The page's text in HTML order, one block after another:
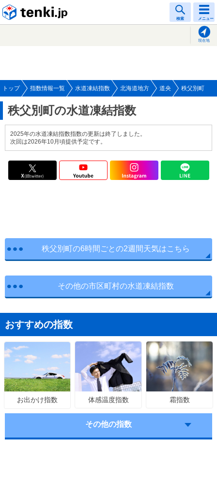
検索 メニュー
現在地
トップ 指数情報一覧 水道凍結指数 北海道地方 道央 秩父別町
秩父別町の水道凍結指数
2025年の水道凍結指数指数の更新は終了しました。
次回は2026年10月頃提供予定です。
秩父別町の6時間ごとの2週間天気はこちら
その他の市区町村の水道凍結指数
おすすめの指数
お出かけ指数 体感温度指数 霜指数
その他の指数